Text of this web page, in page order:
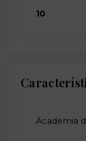
10
Academia